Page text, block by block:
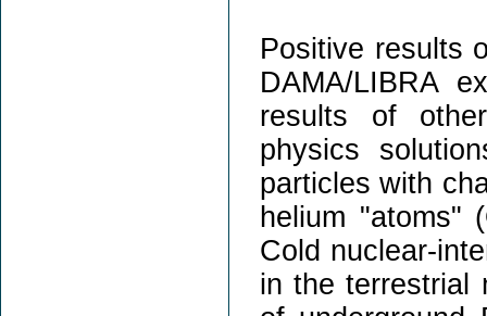
Positive results
DAMA/LIBRA
results of
physics
particles with
helium "atoms"
Cold nuclear-
in the terrestrial